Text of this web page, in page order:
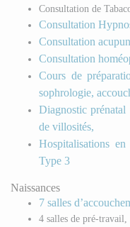
Consultation de
Consultation
Consultation
Consultation
Cours de
sophrologie,
Diagnostic prénatal
de villosités,
Hospitalisations
Type 3
Naissances
7 salles
4 salles de pré-travail,